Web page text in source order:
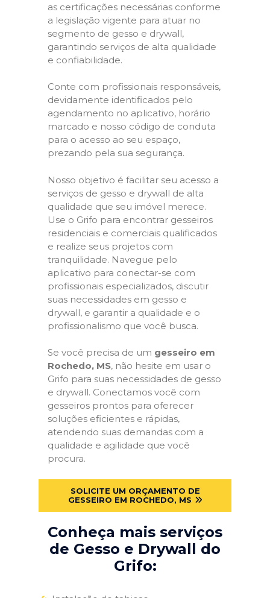
as certificações necessárias conforme
a legislação vigente para atuar no
segmento de gesso e drywall,
garantindo serviços de alta qualidade
e confiabilidade.
Conte com profissionais responsáveis,
devidamente identificados pelo
agendamento no aplicativo, horário
marcado e nosso código de conduta
para o acesso ao seu espaço,
prezando pela sua segurança.
Nosso objetivo é facilitar seu acesso a
serviços de gesso e drywall de alta
qualidade que seu imóvel merece.
Use o Grifo para encontrar gesseiros
residenciais e comerciais qualificados
e realize seus projetos com
tranquilidade. Navegue pelo
aplicativo para conectar-se com
profissionais especializados, discutir
suas necessidades em gesso e
drywall, e garantir a qualidade e o
profissionalismo que você busca.
Se você precisa de um gesseiro em
Rochedo, MS, não hesite em usar o
Grifo para suas necessidades de gesso
e drywall. Conectamos você com
gesseiros prontos para oferecer
soluções eficientes e rápidas,
atendendo suas demandas com a
qualidade e agilidade que você
procura.
SOLICITE UM ORÇAMENTO DE
GESSEIRO EM ROCHEDO, MS
Conheça mais serviços
de Gesso e Drywall do
Grifo: